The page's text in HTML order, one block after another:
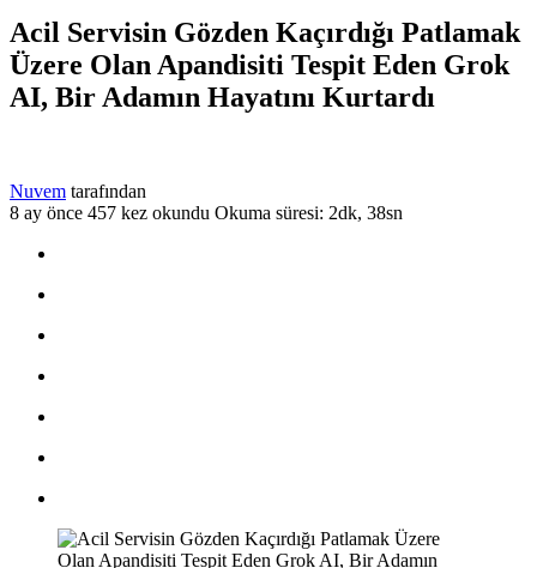
Acil Servisin Gözden Kaçırdığı Patlamak
Üzere Olan Apandisiti Tespit Eden Grok
AI, Bir Adamın Hayatını Kurtardı
Nuvem tarafından
8 ay önce 457 kez okundu Okuma süresi: 2dk, 38sn